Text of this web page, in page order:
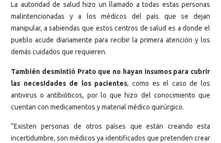
La autoridad de salud hizo un llamado a todas estas personas
malintencionadas y a los médicos del país que se dejan
manipular, a sabiendas que estos centros de salud es a donde el
pueblo acude diariamente para recibir la primera atención y los
demás cuidados que requieren.
También desmintió Prato que no hayan insumos para cubrir
las necesidades de los pacientes, como es el caso de los
antivirus o antibióticos, por lo que hizo del conocimiento que
cuentan con medicamentos y material médico quirúrgico.
“Existen personas de otros países que están creando esta
incertidumbre, son médicos ya identificados que pretenden crear